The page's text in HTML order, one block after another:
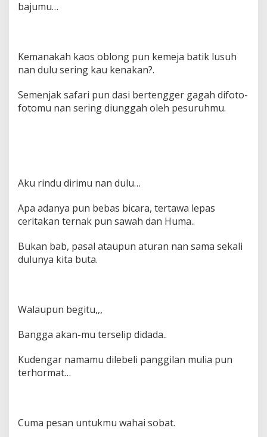
bajumu…
Kemanakah kaos oblong pun kemeja batik lusuh
nan dulu sering kau kenakan?.
Semenjak safari pun dasi bertengger gagah difoto-
fotomu nan sering diunggah oleh pesuruhmu.
Aku rindu dirimu nan dulu…
Apa adanya pun bebas bicara, tertawa lepas
ceritakan ternak pun sawah dan Huma..
Bukan bab, pasal ataupun aturan nan sama sekali
dulunya kita buta.
Walaupun begitu,,,
Bangga akan-mu terselip didada..
Kudengar namamu dilebeli panggilan mulia pun
terhormat…
Cuma pesan untukmu wahai sobat.